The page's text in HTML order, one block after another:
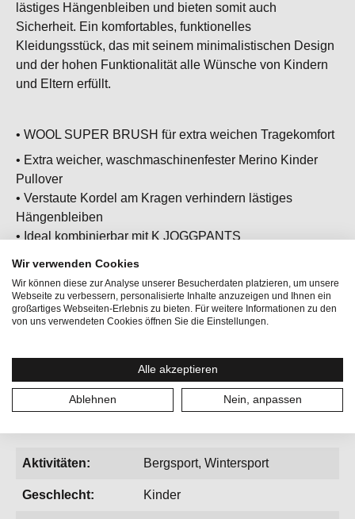
lästiges Hängenbleiben und bieten somit auch
Sicherheit. Ein komfortables, funktionelles
Kleidungsstück, das mit seinem minimalistischen Design
und der hohen Funktionalität alle Wünsche von Kindern
und Eltern erfüllt.
• WOOL SUPER BRUSH für extra weichen Tragekomfort
• Extra weicher, waschmaschinenfester Merino Kinder
Pullover
• Verstaute Kordel am Kragen verhindern lästiges
Hängenbleiben
• Ideal kombinierbar mit K JOGGPANTS
Super bequem und vielseitig, hält warm an kühlen
Tagen und ist ideal für alle Abenteuer– der Hoodie
Aktivitäten: Bergsport, Wintersport
Geschlecht: Kinder
Wir verwenden Cookies
Wir können diese zur Analyse unserer Besucherdaten platzieren, um unsere
Webseite zu verbessern, personalisierte Inhalte anzuzeigen und Ihnen ein
großartiges Webseiten-Erlebnis zu bieten. Für weitere Informationen zu den
von uns verwendeten Cookies öffnen Sie die Einstellungen.
Alle akzeptieren
Ablehnen Nein, anpassen